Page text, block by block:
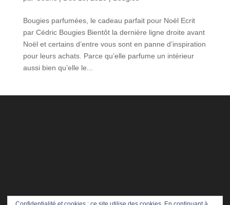
Bougies parfumées, le cadeau parfait pour Noël Ecrit
par Cédric Bougies Bientôt la dernière ligne droite avant
Noël et certains d’entre vous sont en panne d’inspiration
pour leurs achats. Parce qu’elle parfume un intérieur
aussi bien qu’elle le...